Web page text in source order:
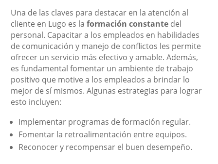
Una de las claves para destacar en la atención al
cliente en Lugo es laformación constante del
personal. Capacitar a los empleados en habilidades
de comunicación y manejo de conflictos les permite
ofrecer un servicio más efectivo y amable. Además,
es fundamental fomentar un ambiente de trabajo
positivo que motive a los empleados a brindar lo
mejor de sí mismos. Algunas estrategias para lograr
esto incluyen:
Implementar programas de formación regular.
Fomentar la retroalimentación entre equipos.
Reconocer y recompensar el buen desempeño.